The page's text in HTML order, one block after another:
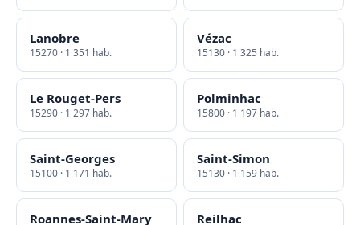
Lanobre
15270 · 1 351 hab.
Vézac
15130 · 1 325 hab.
Le Rouget-Pers
15290 · 1 297 hab.
Polminhac
15800 · 1 197 hab.
Saint-Georges
15100 · 1 171 hab.
Saint-Simon
15130 · 1 159 hab.
Roannes-Saint-Mary Reilhac